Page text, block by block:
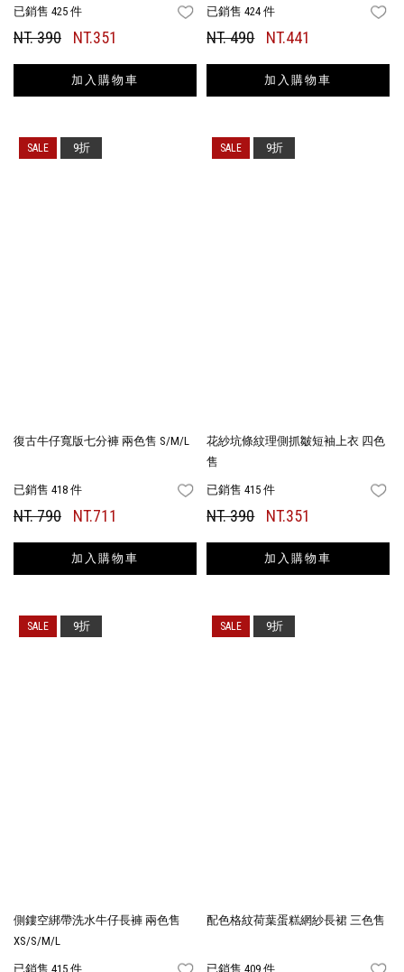
已銷售 425 件 FAVORITES
NT. 390 NT.351
加入購物車
已銷售 424 件
NT. 490 NT.441
加入購物車
復古牛仔寬版七分褲 兩色售 S/M/L
已銷售 418 件 FAVORITES
NT. 790 NT.711
加入購物車
9折
花紗坑條紋理側抓皺短袖上衣 四色
售
已銷售 415 件
NT. 390 NT.351
加入購物車
9折
側鏤空綁帶洗水牛仔長褲 兩色售
XS/S/M/L
已銷售 415 件
9折
配色格紋荷葉蛋糕網紗長裙 三色售
已銷售 409 件
9折